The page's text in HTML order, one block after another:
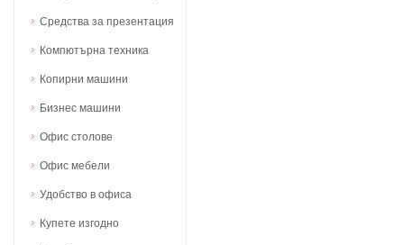
Средства за презентация
Компютърна техника
Копирни машини
Бизнес машини
Офис столове
Офис мебели
Удобство в офиса
Купете изгодно